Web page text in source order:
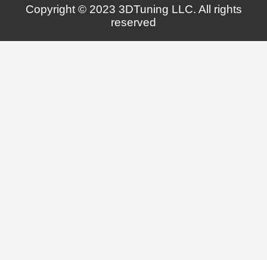
Copyright © 2023 3DTuning LLC. All rights
reserved